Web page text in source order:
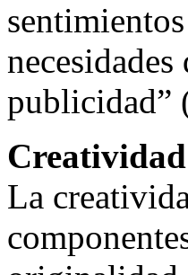
publicidad”
Creatividad
La